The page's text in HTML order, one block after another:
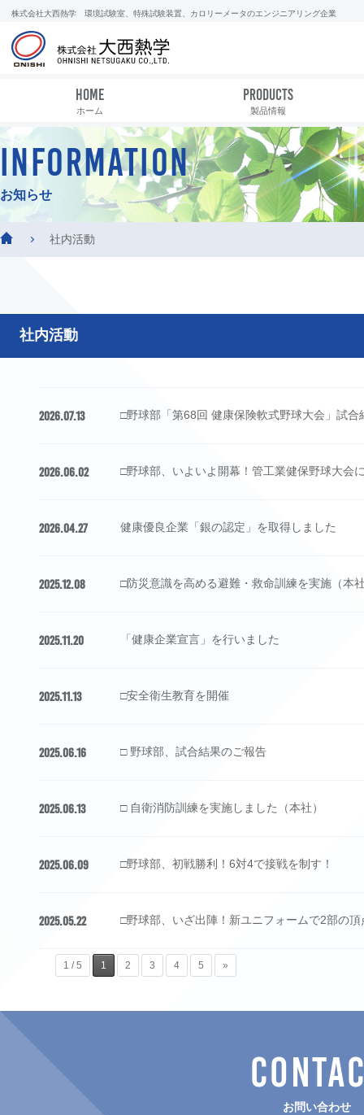
株式会社大西熱学 環境試験室、特殊試験装置、カロリーメータのエンジニアリング企業
HOME
ホーム
PRODUCTS
製品情報
INFORMATION
お知らせ
社内活動
社内活動
2026.07.13 □野球部「第68回 健康保険軟式野球大会」試合
2026.06.02 □野球部、いよいよ開幕！管工業健保野球大会
2026.04.27 健康優良企業「銀の認定」を取得しました
2025.12.08 □防災意識を高める避難・救命訓練を実施（本
2025.11.20 「健康企業宣言」を行いました
2025.11.13 □安全衛生教育を開催
2025.06.16 □ 野球部、試合結果のご報告
2025.06.13 □ 自衛消防訓練を実施しました（本社）
2025.06.09 □野球部、初戦勝利！6対4で接戦を制す！
2025.05.22 □野球部、いざ出陣！新ユニフォームで2部の
1 / 5 1 2 3 4 5 »
お問い合わせ